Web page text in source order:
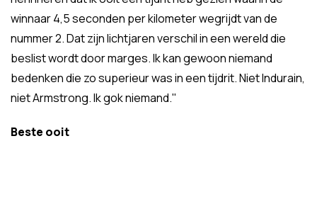
winnaar 4,5 seconden per kilometer wegrijdt van de
nummer 2. Dat zijn lichtjaren verschil in een wereld die
beslist wordt door marges. Ik kan gewoon niemand
bedenken die zo superieur was in een tijdrit. Niet Indurain,
niet Armstrong. Ik gok niemand."
Beste ooit